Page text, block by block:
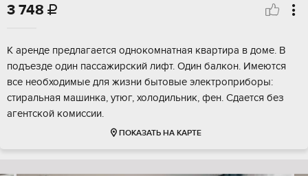
3 748 
К аренде предлагается однокомнатная квартира в доме. В
подъезде один пассажирский лифт. Один балкон. Имеются
все необходимые для жизни бытовые электроприборы:
стиральная машинка, утюг, холодильник, фен. Сдается без
агентской комиссии.
ПОКАЗАТЬ НА КАРТЕ